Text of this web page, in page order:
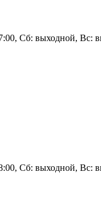
Сб: выходной, Вс:
Сб: выходной, Вс: